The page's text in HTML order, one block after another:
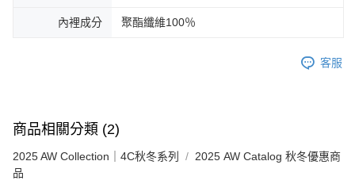
內裡成分 聚酯纖維100％
客服
商品相關分類 (2)
2025 AW Collection｜4C秋冬系列
2025 AW Catalog 秋冬優惠商
品